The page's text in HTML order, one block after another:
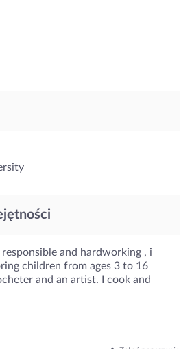
responsible and hardworking , i
children from ages 3 to 16
and an artist. I cook and